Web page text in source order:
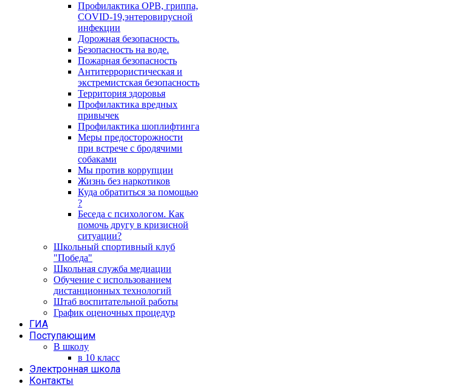
Профилактика ОРВ, гриппа,
COVID-19,энтеровирусной
инфекции
Дорожная безопасность.
Безопасность на воде.
Пожарная безопасность
Антитеррористическая и
экстремистская безопасность
Территория здоровья
Профилактика вредных
привычек
Профилактика шоплифтинга
Меры предосторожности
при встрече с бродячими
собаками
Мы против коррупции
Жизнь без наркотиков
Куда обратиться за помощью
?
Беседа с психологом. Как
помочь другу в кризисной
ситуации?
Школьный спортивный клуб
"Победа"
Школьная служба медиации
Обучение с использованием
дистанционных технологий
Штаб воспитательной работы
График оценочных процедур
ГИА
Поступающим
В школу
в 10 класс
Электронная школа
Контакты